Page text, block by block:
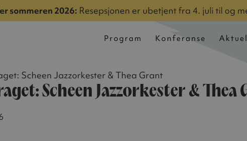
sommeren 2026: Resepsjonen er ubetjent fra 4. juli til og
Program Konferanse
Scheen Jazzorkester & Thea Grant
Scheen Jazzorkester & Thea